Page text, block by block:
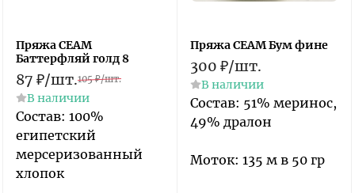
Пряжа СЕАМ
Баттерфляй голд 8
87 ₽/шт.105 ₽/шт.
В наличии
Состав: 100%
египетский
мерсеризованный
хлопок
Пряжа СЕАМ Бум фине
300 ₽/шт.
В наличии
Состав: 51% меринос,
49% дралон
Моток: 135 м в 50 гр